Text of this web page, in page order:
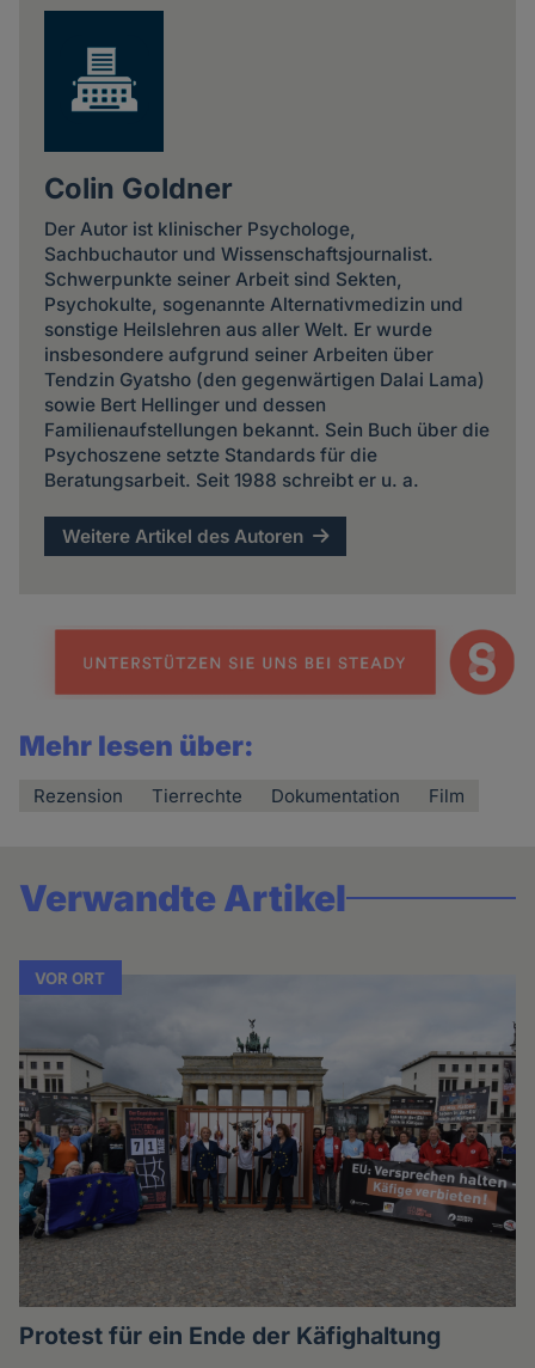
Colin Goldner
Der Autor ist klinischer Psychologe,
Sachbuchautor und Wissenschaftsjournalist.
Schwerpunkte seiner Arbeit sind Sekten,
Psychokulte, sogenannte Alternativmedizin und
sonstige Heilslehren aus aller Welt. Er wurde
insbesondere aufgrund seiner Arbeiten über
Tendzin Gyatsho (den gegenwärtigen Dalai Lama)
sowie Bert Hellinger und dessen
Familienaufstellungen bekannt. Sein Buch über die
Psychoszene setzte Standards für die
Beratungsarbeit. Seit 1988 schreibt er u. a.
Weitere Artikel des Autoren
Mehr lesen über:
Rezension Tierrechte Dokumentation Film
Verwandte Artikel
VOR ORT
Protest für ein Ende der Käfighaltung